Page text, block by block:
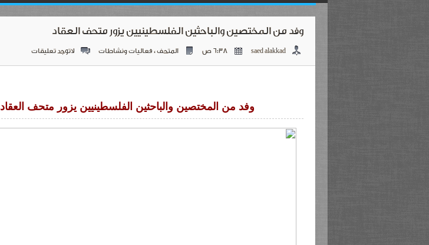
وفد من المختصين والباحثين الفلسطينيين يزور متحف العقاد
saed alakkad 6:38 ص المتحف،فعاليات ونشاطات لاتوجد تعليقات
وفد من المختصين والباحثين الفلسطينيين يزور متحف العقاد